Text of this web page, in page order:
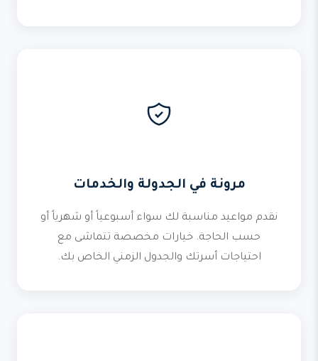
مرونة في الجدولة والخدمات
نقدم مواعيد مناسبة لك سواء أسبوعياً أو شهرياً أو
حسب الحاجة. خيارات مخصصة تتماشى مع
احتياجات أسرتك والجدول الزمني الخاص بك.